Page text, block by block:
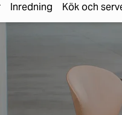
Inredning Kök och